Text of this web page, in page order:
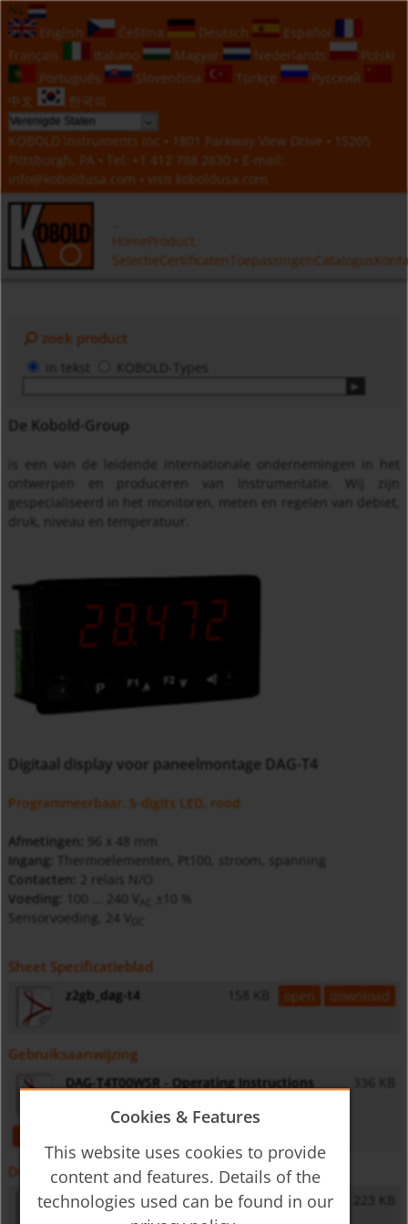
NL
English
Čeština Deutsch
Español
Français
Italiano Magyar Nederlands
Polski
Português
Slovenčina Türkçe
Русский
中文
한국의
KOBOLD Instruments Inc • 1801 Parkway View Drive • 15205
Pittsburgh, PA • Tel:
+1 412 788 2830 • E-mail:
info@koboldusa.com • visit koboldusa.com
HomeProduct
SelectieCertificaten Toepassingen Catalogus
zoek product
in tekst KOBOLD-Types
De Kobold-Group
is een van de leidende internationale ondernemingen in het
ontwerpen en produceren van Instrumentatie. Wij zijn
gespecialiseerd in het monitoren, meten en regelen van debiet,
druk, niveau en temperatuur.
Digitaal display voor paneelmontage DAG-T4
Programmeerbaar, 5-digits LED, rood
Afmetingen:
96 x 48 mm
Ingang:
Thermoelementen, Pt100, stroom, spanning
Contacten:
2 relais N/O
Voeding:
100 ... 240 V
±10 %
Sensorvoeding, 24 V
Sheet Specificatieblad
z2gb_dag-t4 158 KB open download
Gebruiksaanwijzing
DAG-T4T00WSR - Operating Instructions 336 KB
Diversen
General Safety Instructions 223 KB
Cookies & Features
This website uses cookies to provide
content and features. Details of the
technologies used can be found in our